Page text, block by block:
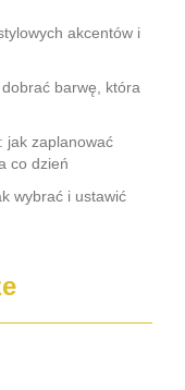
akcentów i
barwę, która
jak zaplanować
co dzień
wybrać i ustawić